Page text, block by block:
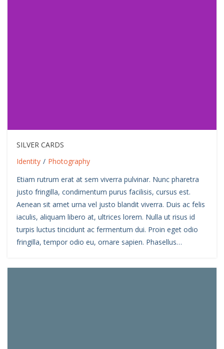
SILVER CARDS
Identity / Photography
Etiam rutrum erat at sem viverra pulvinar. Nunc pharetra
justo fringilla, condimentum purus facilisis, cursus est.
Aenean sit amet urna vel justo blandit viverra. Duis ac felis
iaculis, aliquam libero at, ultrices lorem. Nulla ut risus id
turpis luctus tincidunt ac fermentum dui. Proin eget odio
fringilla, tempor odio eu, ornare sapien. Phasellus…